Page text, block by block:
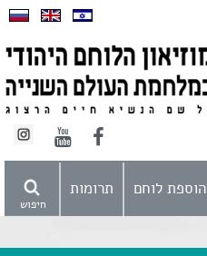
חיפוש
הוספת לוחם תרומות